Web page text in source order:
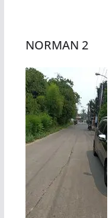
NORMAN 2